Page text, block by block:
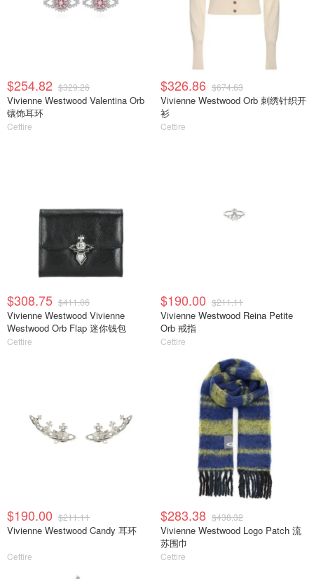
$254.82 $329.26
Vivienne Westwood Valentina Orb
镶饰耳环
Cettire
$326.86 $674.63
Vivienne Westwood Orb 刺绣针织开
衫
Cettire
$308.75 $411.06
Vivienne Westwood Vivienne
Westwood Orb Flap 迷你钱包
Cettire
$190.00 $211.11
Vivienne Westwood Reina Petite
Orb 戒指
Cettire
$190.00 $211.11
Vivienne Westwood Candy 耳环
Cettire
$283.38 $438.32
Vivienne Westwood Logo Patch 流
苏围巾
Cettire